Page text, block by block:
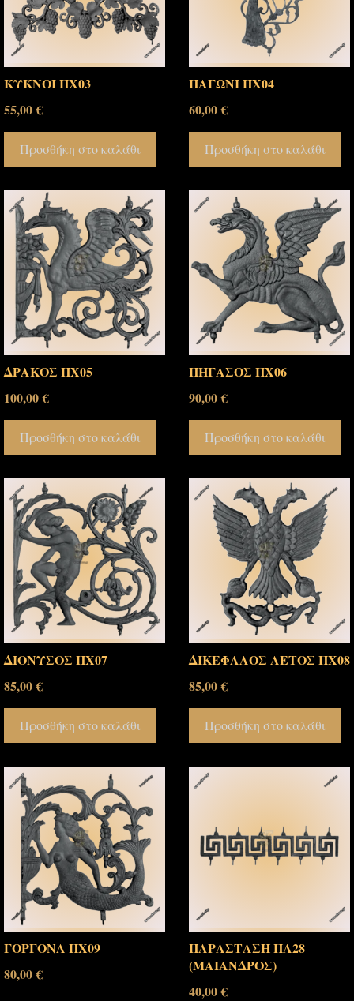
ΚΥΚΝΟΙ ΠΧ03
55,00€
Προσθήκη στο καλάθι
ΠΑΓΩΝΙ ΠΧ04
60,00€
Προσθήκη στο καλάθι
ΔΡΑΚΟΣ ΠΧ05
100,00€
Προσθήκη στο καλάθι
ΠΗΓΑΣΟΣ ΠΧ06
90,00€
Προσθήκη στο καλάθι
ΔΙΟΝΥΣΟΣ ΠΧ07
85,00€
Προσθήκη στο καλάθι
ΔΙΚΕΦΑΛΟΣ ΑΕΤΟΣ ΠΧ08
85,00€
Προσθήκη στο καλάθι
ΓΟΡΓΟΝΑ ΠΧ09
80,00€
ΠΑΡΑΣΤΑΣΗ ΠΑ28
(ΜΑΙΑΝΔΡΟΣ)
40,00€